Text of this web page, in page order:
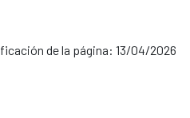
de la página: 13/04/2026